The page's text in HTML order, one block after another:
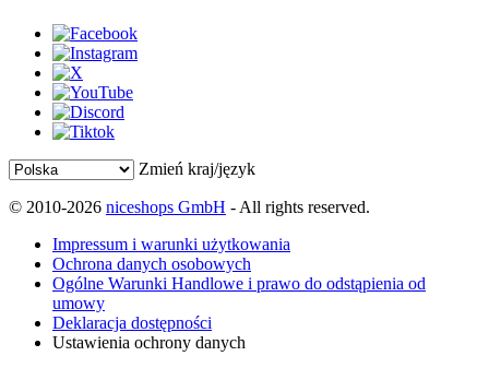
Zmień kraj/język
© 2010-2026 niceshops GmbH - All rights reserved.
Impressum i warunki użytkowania
Ochrona danych osobowych
Ogólne Warunki Handlowe i prawo do odstąpienia od
umowy
Deklaracja dostępności
Ustawienia ochrony danych